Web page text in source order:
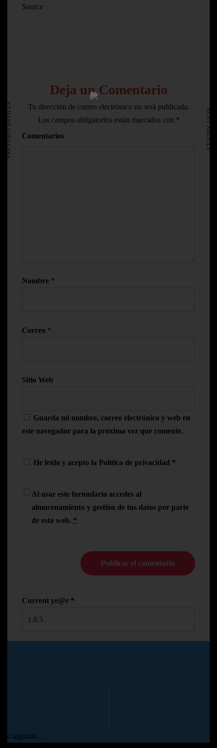
HOME
AVISO LEGAL
Source
Deja un Comentario
Tu dirección de correo electrónico no será publicada.
Los campos obligatorios están marcados con *
Comentarios
Nombre *
Correo *
Sitio Web
Guarda mi nombre, correo electrónico y web en
este navegador para la próxima vez que comente.
He leído y acepto la Política de privacidad *
Al usar este formulario accedes al
almacenamiento y gestión de tus datos por parte
de esta web. *
Current ye@r *
PREVIOUS ARTICLE NEXT ARTICLE
Cargando…